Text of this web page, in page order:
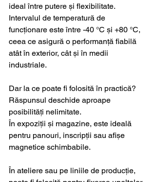
ideal între putere și flexibilitate.
Intervalul de temperatură de
funcționare este între -40 °C și +80 °C,
ceea ce asigură o performanță fiabilă
atât în exterior, cât și în medii
industriale.
Dar la ce poate fi folosită în practică?
Răspunsul deschide aproape
posibilități nelimitate.
În expoziții și magazine, este ideală
pentru panouri, inscripții sau afișe
magnetice schimbabile.
În ateliere sau pe liniile de producție,